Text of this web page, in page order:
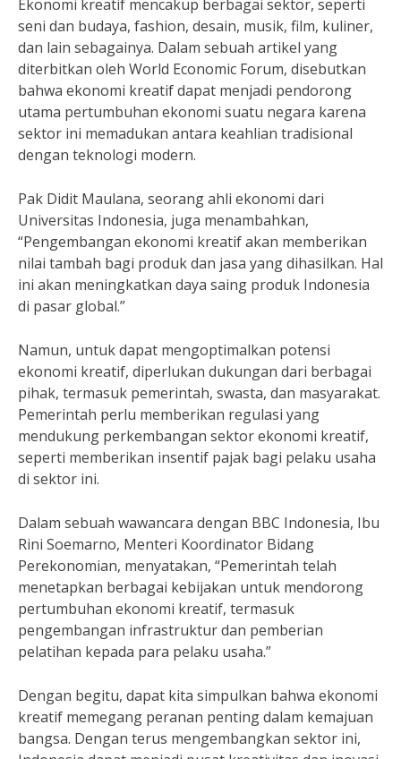
Ekonomi kreatif mencakup berbagai sektor, seperti
seni dan budaya, fashion, desain, musik, film, kuliner,
dan lain sebagainya. Dalam sebuah artikel yang
diterbitkan oleh World Economic Forum, disebutkan
bahwa ekonomi kreatif dapat menjadi pendorong
utama pertumbuhan ekonomi suatu negara karena
sektor ini memadukan antara keahlian tradisional
dengan teknologi modern.
Pak Didit Maulana, seorang ahli ekonomi dari
Universitas Indonesia, juga menambahkan,
“Pengembangan ekonomi kreatif akan memberikan
nilai tambah bagi produk dan jasa yang dihasilkan. Hal
ini akan meningkatkan daya saing produk Indonesia
di pasar global.”
Namun, untuk dapat mengoptimalkan potensi
ekonomi kreatif, diperlukan dukungan dari berbagai
pihak, termasuk pemerintah, swasta, dan masyarakat.
Pemerintah perlu memberikan regulasi yang
mendukung perkembangan sektor ekonomi kreatif,
seperti memberikan insentif pajak bagi pelaku usaha
di sektor ini.
Dalam sebuah wawancara dengan BBC Indonesia, Ibu
Rini Soemarno, Menteri Koordinator Bidang
Perekonomian, menyatakan, “Pemerintah telah
menetapkan berbagai kebijakan untuk mendorong
pertumbuhan ekonomi kreatif, termasuk
pengembangan infrastruktur dan pemberian
pelatihan kepada para pelaku usaha.”
Dengan begitu, dapat kita simpulkan bahwa ekonomi
kreatif memegang peranan penting dalam kemajuan
bangsa. Dengan terus mengembangkan sektor ini,